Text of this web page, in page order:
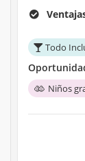
Todo
Niños